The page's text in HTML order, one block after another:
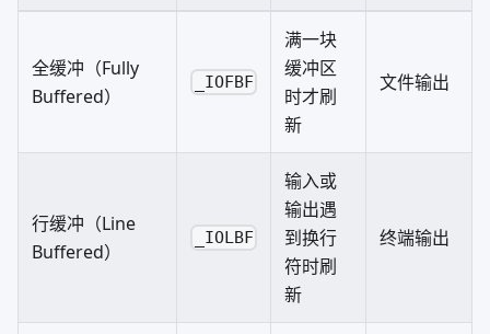
全缓冲（Fully
Buffered）
_IOFBF
满一块
缓冲区
时才刷
新
文件输出
行缓冲（Line
Buffered）
_IOLBF
输入或
输出遇
到换行
符时刷
新
终端输出